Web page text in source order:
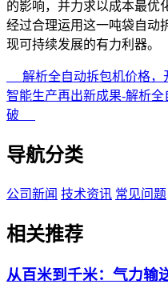
的影响，并力求以成本最优
经过合理运用这一吨袋自动
现可持续发展的有力利器。
解析全自动拆包机价格，
智能生产再出新成果-解析
破
导航分类
公司新闻 技术资讯 常见问题
相关推荐
从百米到千米：气力输